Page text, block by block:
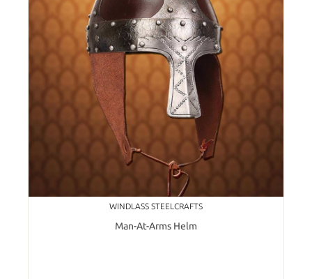
WINDLASS STEELCRAFTS
Man-At-Arms Helm